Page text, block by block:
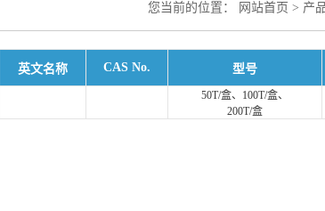
您当前的位置： 网站首页 > 产
英文名称 CAS No. 型号
50T/盒、100T/盒、
200T/盒